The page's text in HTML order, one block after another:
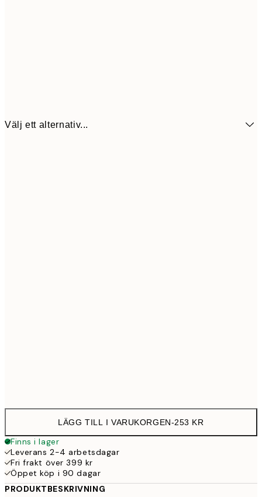
Välj ett alternativ...
LÄGG TILL I VARUKORGEN-253 KR
Finns i lager
Leverans 2-4 arbetsdagar
Fri frakt över 399 kr
Öppet köp i 90 dagar
PRODUKTBESKRIVNING